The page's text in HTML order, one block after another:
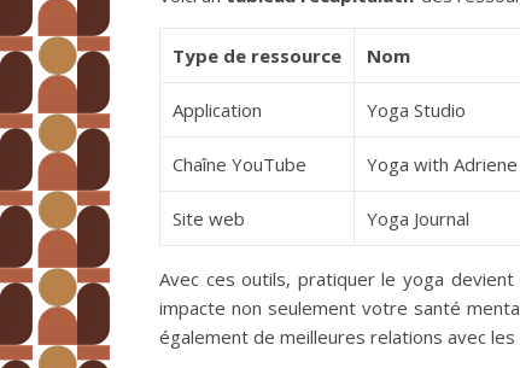
Type de ressource Nom
Application Yoga Studio
Chaîne YouTube Yoga with Adriene
Site web Yoga Journal
Avec ces outils, pratiquer le yoga
impacte non seulement votre santé
également de meilleures relations avec les